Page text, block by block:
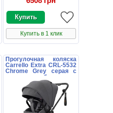
Купить в 1 клик
Прогулочная коляска
Carrello Extra CRL-5532
Chrome Grey серая с
поворотным блоком